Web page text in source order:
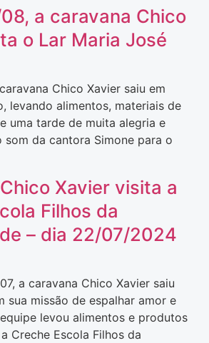
a caravana Chico
o Lar Maria José
Chico Xavier saiu em
levando alimentos, materiais de
uma tarde de muita alegria e
som da cantora Simone para o
Xavier visita a
Filhos da
– dia 22/07/2024
a caravana Chico Xavier saiu
sua missão de espalhar amor e
levou alimentos e produtos
Creche Escola Filhos da